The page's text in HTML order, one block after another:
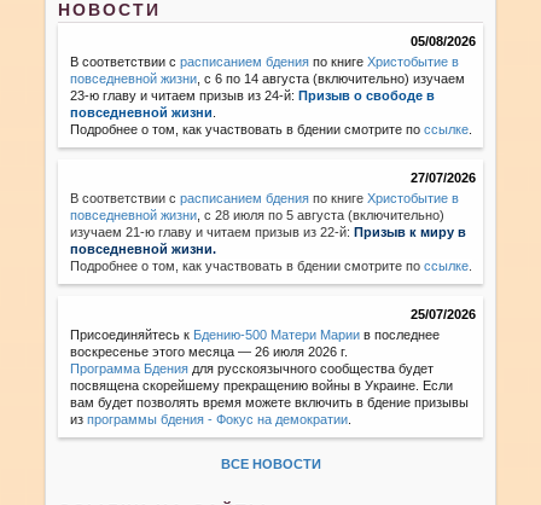
НОВОСТИ
05/08/2026
В соответствии срасписанием бдения по книгеХристобытие в
повседневной жизни , с 6 по 14 августа (включительно) изучаем
23-ю главу и читаем призыв из 24-й:Призыв о свободе в
повседневной жизни
Подробнее о том, как участвовать в бдении смотрите поссылке
27/07/2026
В соответствии с расписанием бдения по книгеХристобытие в
повседневной жизни с 28 июля по 5 августа (включительно)
изучаем 21-ю главу и читаем призыв из 22-й:Призыв к миру в
повседневной жизни.
Подробнее о том, как участвовать в бдении смотрите поссылке
25/07/2026
Присоединяйтесь к Бдению-500 Матери Марии в последнее
воскресенье этого месяца — 26 июля 2026 г.
Программа Бдения для русскоязычного сообщества будет
посвящена скорейшему прекращению войны в Украине. Если
вам будет позволять время можете включить в бдение призывы
изпрограммы бдения - Фокус на демократии
ВСЕ НОВОСТИ